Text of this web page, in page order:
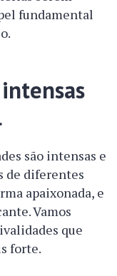
fundamental
são intensas e
de diferentes
apaixonada, e
Vamos
que
forte.